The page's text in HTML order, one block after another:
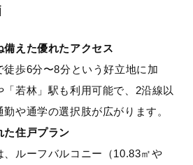
えた優れたアクセス
徒歩6分〜8分という好立地に加
若林」駅も利用可能で、2沿線以
勤や通学の選択肢が広がります。
た住戸プラン
、ルーフバルコニー（10.83㎡や